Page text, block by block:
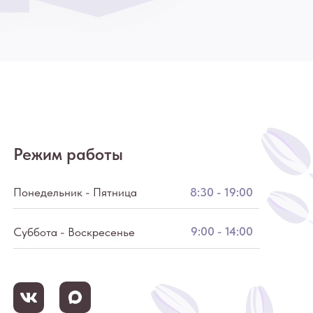
Режим работы
Суббота - Воскресенье 9:00 - 14:00
8:30 - 19:00
Понедельник - Пятница